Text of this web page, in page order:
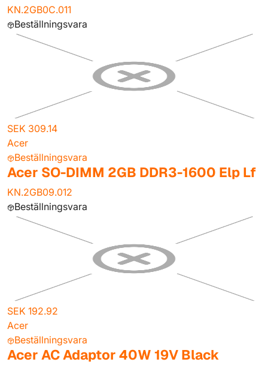
KN.2GB0C.011
Beställningsvara
SEK 309.14
Acer
Beställningsvara
Acer SO-DIMM 2GB DDR3-1600 Elp Lf
KN.2GB09.012
Beställningsvara
SEK 192.92
Acer
Beställningsvara
Acer AC Adaptor 40W 19V Black